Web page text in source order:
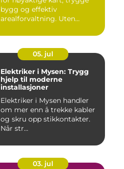
bygg og effektiv
arealforvaltning. Uten
05. jul
Elektriker i Mysen: Trygg
hjelp til moderne
installasjoner
Elektriker i Mysen handler
om mer enn å trekke kabler
og skru opp stikkontakter.
Når str...
03. jul